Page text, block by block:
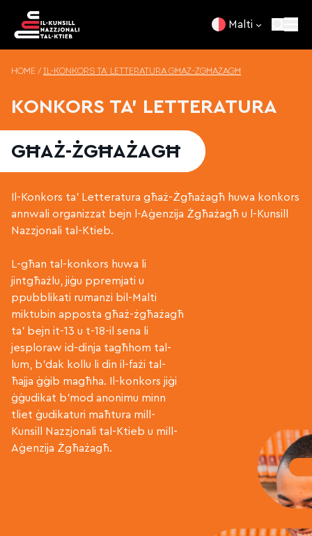
Malti
HOME / IL-KONKORS TA’ LETTERATURA GĦAŻ-ŻGĦAŻAGĦ
KONKORS TA’ LETTERATURA
GĦAŻ-ŻGĦAŻAGĦ
Il-Konkors ta’ Letteratura għaż-Żgħażagħ huwa konkors
annwali organizzat bejn l-Aġenzija Żgħażagħ u l-Kunsill
Nazzjonali tal-Ktieb.
L-għan tal-konkors huwa li
jintgħażlu, jiġu ppremjati u
ppubblikati rumanzi bil-Malti
miktubin apposta għaż-żgħażagħ
ta’ bejn it-13 u t-18-il sena li
jesploraw id-dinja tagħhom tal-
lum, b’dak kollu li din il-fażi tal-
ħajja ġġib magħha. Il-konkors jiġi
ġġudikat b’mod anonimu minn
tliet ġudikaturi maħtura mill-
Kunsill Nazzjonali tal-Ktieb u mill-
Aġenzija Żgħażagħ.